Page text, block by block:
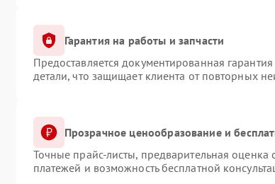
Гарантия на работы и запчасти
Предоставляется документированная
детали, что защищает клиента от повторных
Прозрачное ценообразование и
Точные прайс-листы, предварительная оценка
платежей и возможность бесплатной